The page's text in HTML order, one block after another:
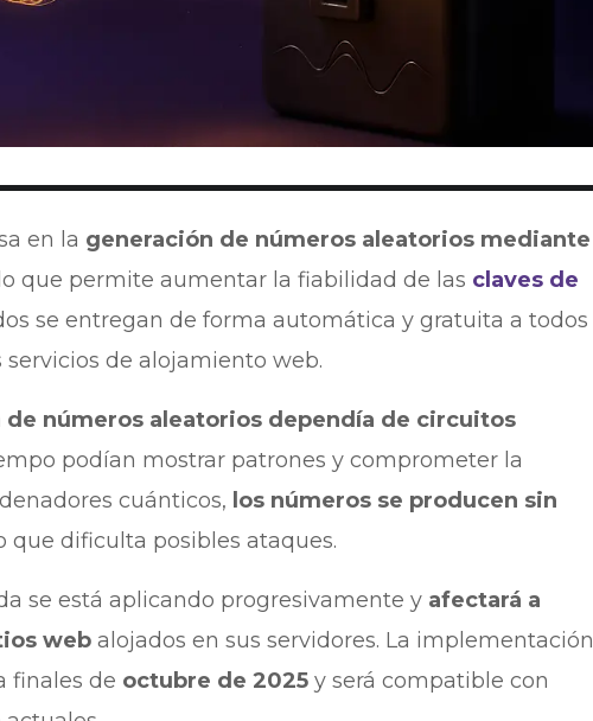
en la generación de números aleatorios mediante
que permite aumentar la fiabilidad de las claves de
se entregan de forma automática y gratuita a todos
de alojamiento web.
de números aleatorios dependía de circuitos
podían mostrar patrones y comprometer la
cuánticos, los números se producen sin
que dificulta posibles ataques.
se está aplicando progresivamente y afectará a
webalojados en sus servidores. La implementación
finales de octubre de 2025 y será compatible con